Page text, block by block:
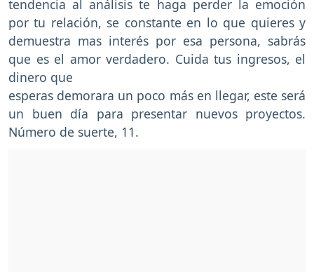
tendencia al análisis te haga perder la emoción
por tu relación, se constante en lo que quieres y
demuestra mas interés por esa persona, sabrás
que es el amor verdadero. Cuida tus ingresos, el
dinero que
esperas demorara un poco más en llegar, este será
un buen día para presentar nuevos proyectos.
Número de suerte, 11.